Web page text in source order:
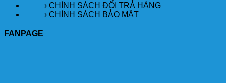
› CHÍNH SÁCH ĐỔI TRẢ HÀNG
› CHÍNH SÁCH BẢO MẬT
FANPAGE